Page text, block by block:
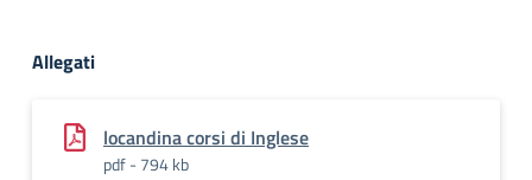
Allegati
locandina corsi di Inglese
pdf - 794 kb